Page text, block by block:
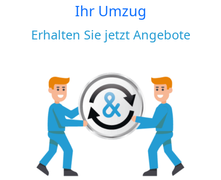
Ihr Umzug
Erhalten Sie jetzt Angebote